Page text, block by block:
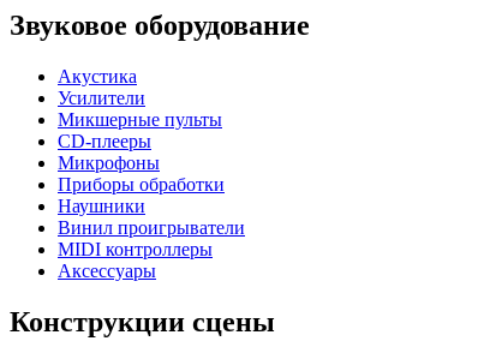
Звуковое оборудование
Акустика
Усилители
Микшерные пульты
CD-плееры
Микрофоны
Приборы обработки
Наушники
Винил проигрыватели
MIDI контроллеры
Аксессуары
Конструкции сцены